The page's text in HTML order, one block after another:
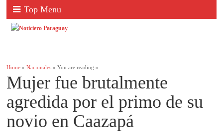
Top Menu
Home »Nacionales » You are reading »
Mujer fue brutalmente
agredida por el primo de su
novio en Caazapá